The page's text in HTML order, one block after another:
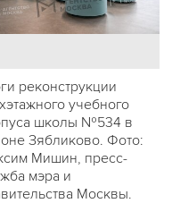
реконструкции
учебного
школы №534 в
Зябликово. Фото:
Мишин, пресс-
мэра и
Москвы.